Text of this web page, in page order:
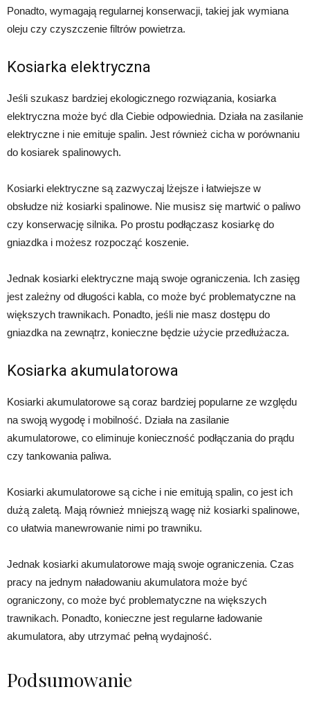
Ponadto, wymagają regularnej konserwacji, takiej jak wymiana
oleju czy czyszczenie filtrów powietrza.
Kosiarka elektryczna
Jeśli szukasz bardziej ekologicznego rozwiązania, kosiarka
elektryczna może być dla Ciebie odpowiednia. Działa na zasilanie
elektryczne i nie emituje spalin. Jest również cicha w porównaniu
do kosiarek spalinowych.
Kosiarki elektryczne są zazwyczaj lżejsze i łatwiejsze w
obsłudze niż kosiarki spalinowe. Nie musisz się martwić o paliwo
czy konserwację silnika. Po prostu podłączasz kosiarkę do
gniazdka i możesz rozpocząć koszenie.
Jednak kosiarki elektryczne mają swoje ograniczenia. Ich zasięg
jest zależny od długości kabla, co może być problematyczne na
większych trawnikach. Ponadto, jeśli nie masz dostępu do
gniazdka na zewnątrz, konieczne będzie użycie przedłużacza.
Kosiarka akumulatorowa
Kosiarki akumulatorowe są coraz bardziej popularne ze względu
na swoją wygodę i mobilność. Działa na zasilanie
akumulatorowe, co eliminuje konieczność podłączania do prądu
czy tankowania paliwa.
Kosiarki akumulatorowe są ciche i nie emitują spalin, co jest ich
dużą zaletą. Mają również mniejszą wagę niż kosiarki spalinowe,
co ułatwia manewrowanie nimi po trawniku.
Jednak kosiarki akumulatorowe mają swoje ograniczenia. Czas
pracy na jednym naładowaniu akumulatora może być
ograniczony, co może być problematyczne na większych
trawnikach. Ponadto, konieczne jest regularne ładowanie
akumulatora, aby utrzymać pełną wydajność.
Podsumowanie